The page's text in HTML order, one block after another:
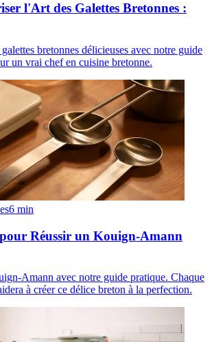
l'Art des Galettes Bretonnes :
bretonnes délicieuses avec notre guide
un vrai chef en cuisine bretonne.
6 min
Réussir un Kouign-Amann
Amann avec notre guide pratique. Chaque
à créer ce délice breton à la perfection.